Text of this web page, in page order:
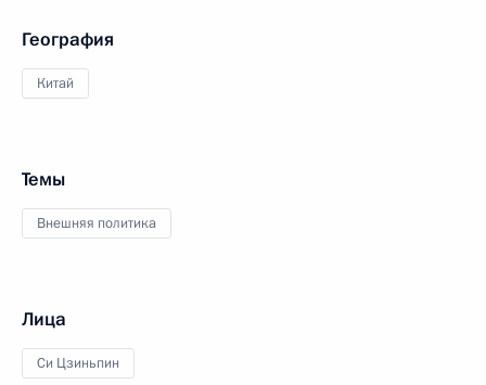
География
Китай
Темы
Внешняя политика
Лица
Си Цзиньпин